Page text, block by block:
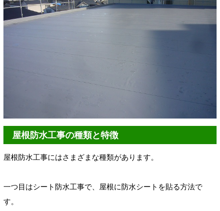
屋根防水工事の種類と特徴
屋根防水工事にはさまざまな種類があります。
一つ目はシート防水工事で、屋根に防水シートを貼る方法で
す。